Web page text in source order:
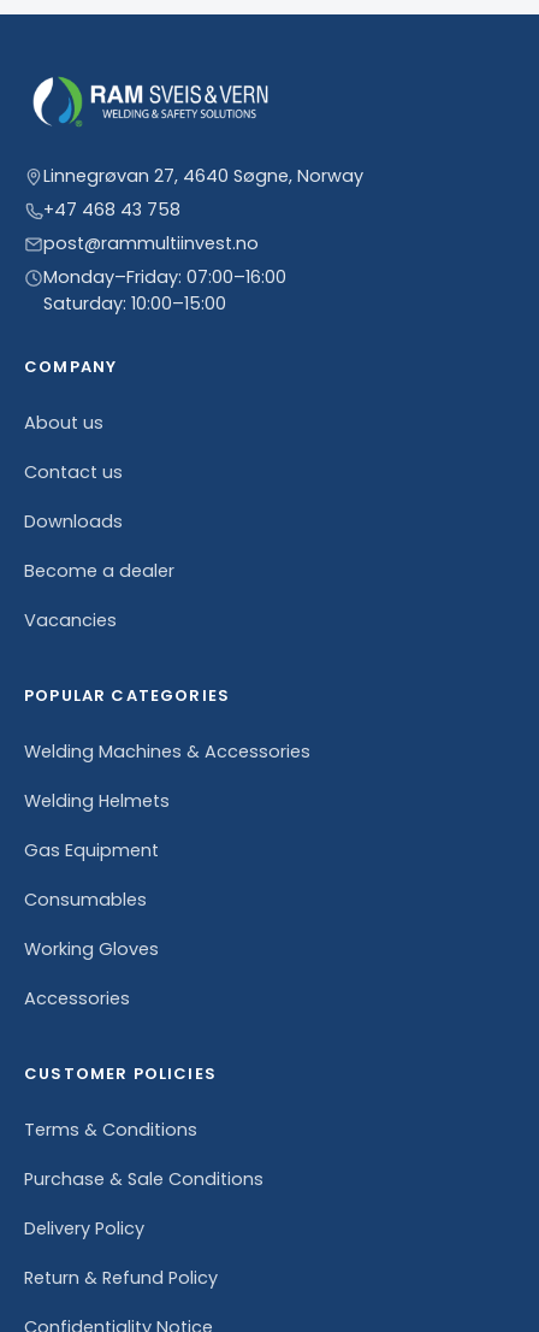
Linnegrøvan 27, 4640 Søgne, Norway
+47 468 43 758
post@rammultiinvest.no
Monday–Friday: 07:00–16:00
Saturday: 10:00–15:00
COMPANY
About us
Contact us
Downloads
Become a dealer
Vacancies
POPULAR CATEGORIES
Welding Machines & Accessories
Welding Helmets
Gas Equipment
Consumables
Working Gloves
Accessories
CUSTOMER POLICIES
Terms & Conditions
Purchase & Sale Conditions
Delivery Policy
Return & Refund Policy
Confidentiality Notice